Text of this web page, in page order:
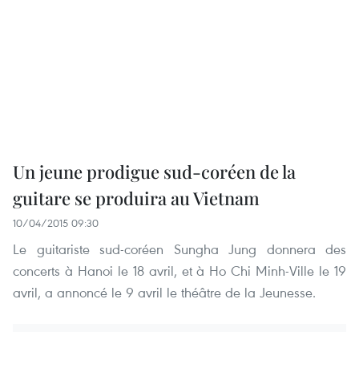
Un jeune prodigue sud-coréen de la
guitare se produira au Vietnam
10/04/2015 09:30
Le guitariste sud-coréen Sungha Jung donnera des
concerts à Hanoi le 18 avril, et à Ho Chi Minh-Ville le 19
avril, a annoncé le 9 avril le théâtre de la Jeunesse.